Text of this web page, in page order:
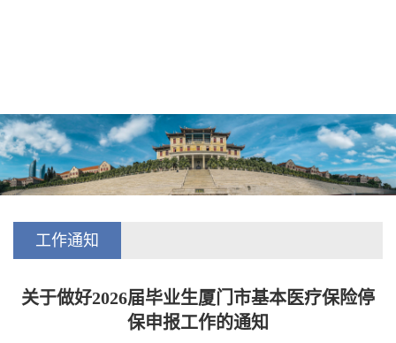
工作通知
关于做好2026届毕业生厦门市基本医疗保险停
保申报工作的通知